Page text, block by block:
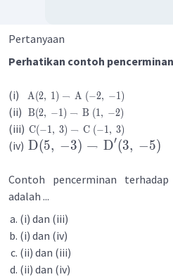
Pertanyaan
Perhatikan contoh
(i) A(2, 1) → A (−2, −1)
(ii) B(2, −1) → B (1, −2)
(iii) C(−1, 3) → C (−1, 3)
(iv) D(5, −3) → D′(3, −5)
Contoh pencerminan
adalah ...
(i) dan (iii)
(i) dan (iv)
(ii) dan (iii)
(ii) dan ​(iv)